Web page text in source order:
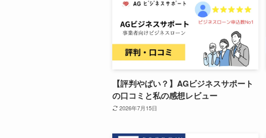
【評判やばい？】AGビジネスサポート
の口コミと私の感想レビュー
2026年7月15日